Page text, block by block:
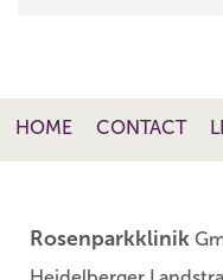
HOME CONTACT
Rosenparkklinik